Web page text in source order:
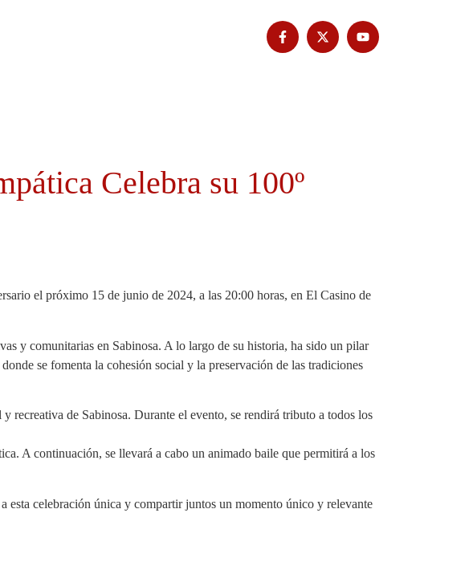
Celebra su 100º
el próximo 15 de junio de 2024, a las 20:00 horas, en El Casino de
y comunitarias en Sabinosa. A lo largo de su historia, ha sido un pilar
se fomenta la cohesión social y la preservación de las tradiciones
recreativa de Sabinosa. Durante el evento, se rendirá tributo a todos los
A continuación, se llevará a cabo un animado baile que permitirá a los
celebración única y compartir juntos un momento único y relevante